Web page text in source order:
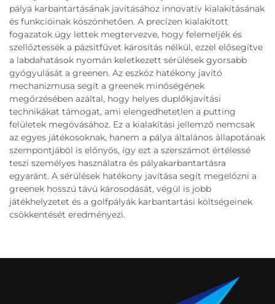
pálya karbantartásának javításához innovatív kialakításának
és funkcióinak köszönhetően. A precízen kialakított
fogazatok úgy lettek megtervezve, hogy felemeljék és
szellőztessék a pázsitfűvet károsítás nélkül, ezzel elősegítve
a labdahatások nyomán keletkezett sérülések gyorsabb
gyógyulását a greenen. Az eszköz hatékony javító
mechanizmusa segít a greenek minőségének
megőrzésében azáltal, hogy helyes duplőkjavítási
technikákat támogat, ami elengedhetetlen a putting
felületek megóvásához. Ez a kialakítási jellemző nemcsak
az egyes játékosoknak, hanem a pálya általános állapotának
szempontjából is előnyös, így ezt a szerszámot értélessé
teszi személyes használatra és pályakarbantartásra
egyaránt. A sérülések hatékony javítása segít megelőzni a
greenek hosszú távú károsodását, végül is jobb
játékhelyzetet és a golfpályák karbantartási költségeinek
csökkentését eredményezi.